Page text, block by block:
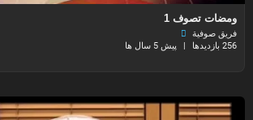
ومضات تصوف 1
فريق صوفية
256 بازدیدها
| پیش 5 سال ها